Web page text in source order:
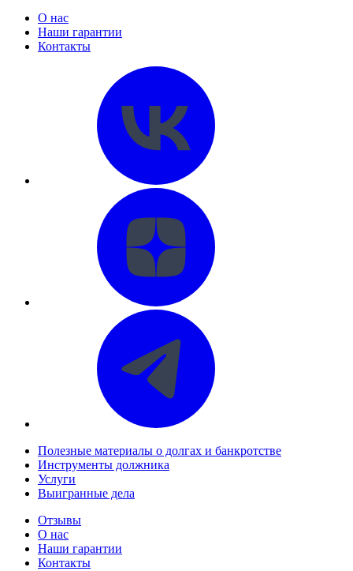
О нас
Наши гарантии
Контакты
Полезные материалы о долгах и банкротстве
Инструменты должника
Услуги
Выигранные дела
Отзывы
О нас
Наши гарантии
Контакты